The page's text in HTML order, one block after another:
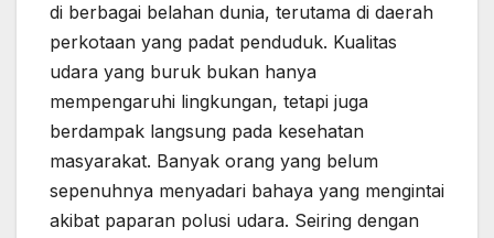
di berbagai belahan dunia, terutama di daerah
perkotaan yang padat penduduk. Kualitas
udara yang buruk bukan hanya
mempengaruhi lingkungan, tetapi juga
berdampak langsung pada kesehatan
masyarakat. Banyak orang yang belum
sepenuhnya menyadari bahaya yang mengintai
akibat paparan polusi udara. Seiring dengan